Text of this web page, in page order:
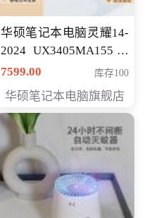
华硕笔记本电脑灵耀14-
2024 UX3405MA155冰
川银 oled 智慧轻薄本 会
7599.00 库存100
华硕笔记本电脑旗舰店